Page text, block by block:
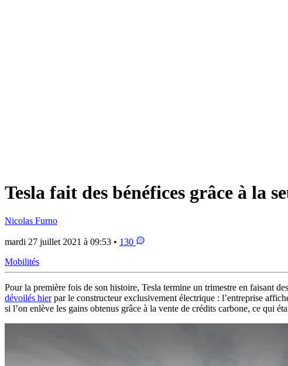
Tesla fait des bénéfices grâce à la
Nicolas Furno
mardi 27 juillet 2021 à 09:53 • 130
Mobilités
Pour la première fois de son histoire, Tesla termine un trimestre en faisant
dévoilés hierpar le constructeur exclusivement électrique : l’entreprise
si l’on enlève les gains obtenus grâce à la vente de crédits carbone, ce qui